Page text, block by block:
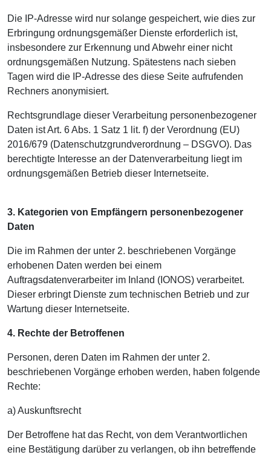
Die IP-Adresse wird nur solange gespeichert, wie dies zur
Erbringung ordnungsgemäßer Dienste erforderlich ist,
insbesondere zur Erkennung und Abwehr einer nicht
ordnungsgemäßen Nutzung. Spätestens nach sieben
Tagen wird die IP-Adresse des diese Seite aufrufenden
Rechners anonymisiert.
Rechtsgrundlage dieser Verarbeitung personenbezogener
Daten ist Art. 6 Abs. 1 Satz 1 lit. f) der Verordnung (EU)
2016/679 (Datenschutzgrundverordnung – DSGVO). Das
berechtigte Interesse an der Datenverarbeitung liegt im
ordnungsgemäßen Betrieb dieser Internetseite.
3. Kategorien von Empfängern personenbezogener
Daten
Die im Rahmen der unter 2. beschriebenen Vorgänge
erhobenen Daten werden bei einem
Auftragsdatenverarbeiter im Inland (IONOS) verarbeitet.
Dieser erbringt Dienste zum technischen Betrieb und zur
Wartung dieser Internetseite.
4. Rechte der Betroffenen
Personen, deren Daten im Rahmen der unter 2.
beschriebenen Vorgänge erhoben werden, haben folgende
Rechte:
a) Auskunftsrecht
Der Betroffene hat das Recht, von dem Verantwortlichen
eine Bestätigung darüber zu verlangen, ob ihn betreffende